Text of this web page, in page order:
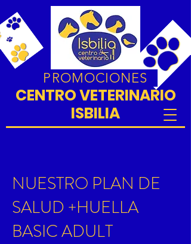
CENTRO VETERINARIO
ISBILIA
PROMOCIONES
NUESTRO PLAN DE
SALUD +HUELLA
BASIC ADULT